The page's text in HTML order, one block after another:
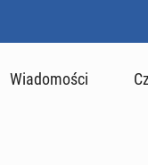
Wiadomości